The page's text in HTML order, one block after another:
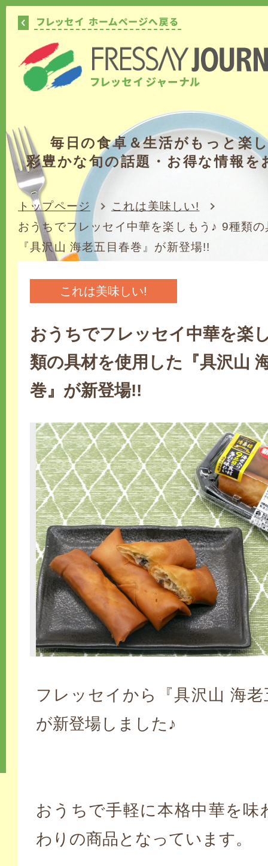
毎日の食卓＆生活がもっと楽
彩豊かな旬の話題・お得な情報を
トップページ
これは美味しい!
おうちでフレッセイ中華を楽しもう♪ 9種類
『具沢山 海老五目春巻』が新登場!!
これは美味しい!
おうちでフレッセイ中華を楽
類の具材を使用した『具沢山
巻』が新登場!!
フレッセイから『具沢山 海老
が新登場しました♪
おうちで手軽に本格中華を味
わりの商品となっています。